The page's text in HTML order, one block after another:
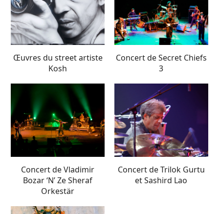
Œuvres du street artiste
Kosh
Concert de Secret Chiefs
3
Concert de Vladimir
Bozar ‘N’ Ze Sheraf
Orkestär
Concert de Trilok Gurtu
et Sashird Lao